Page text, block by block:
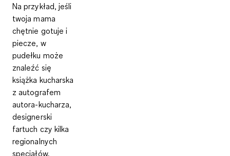
Na przykład, jeśli
twoja mama
chętnie gotuje i
piecze, w
pudełku może
znaleźć się
książka kucharska
z autografem
autora-kucharza,
designerski
fartuch czy kilka
regionalnych
specjałów.